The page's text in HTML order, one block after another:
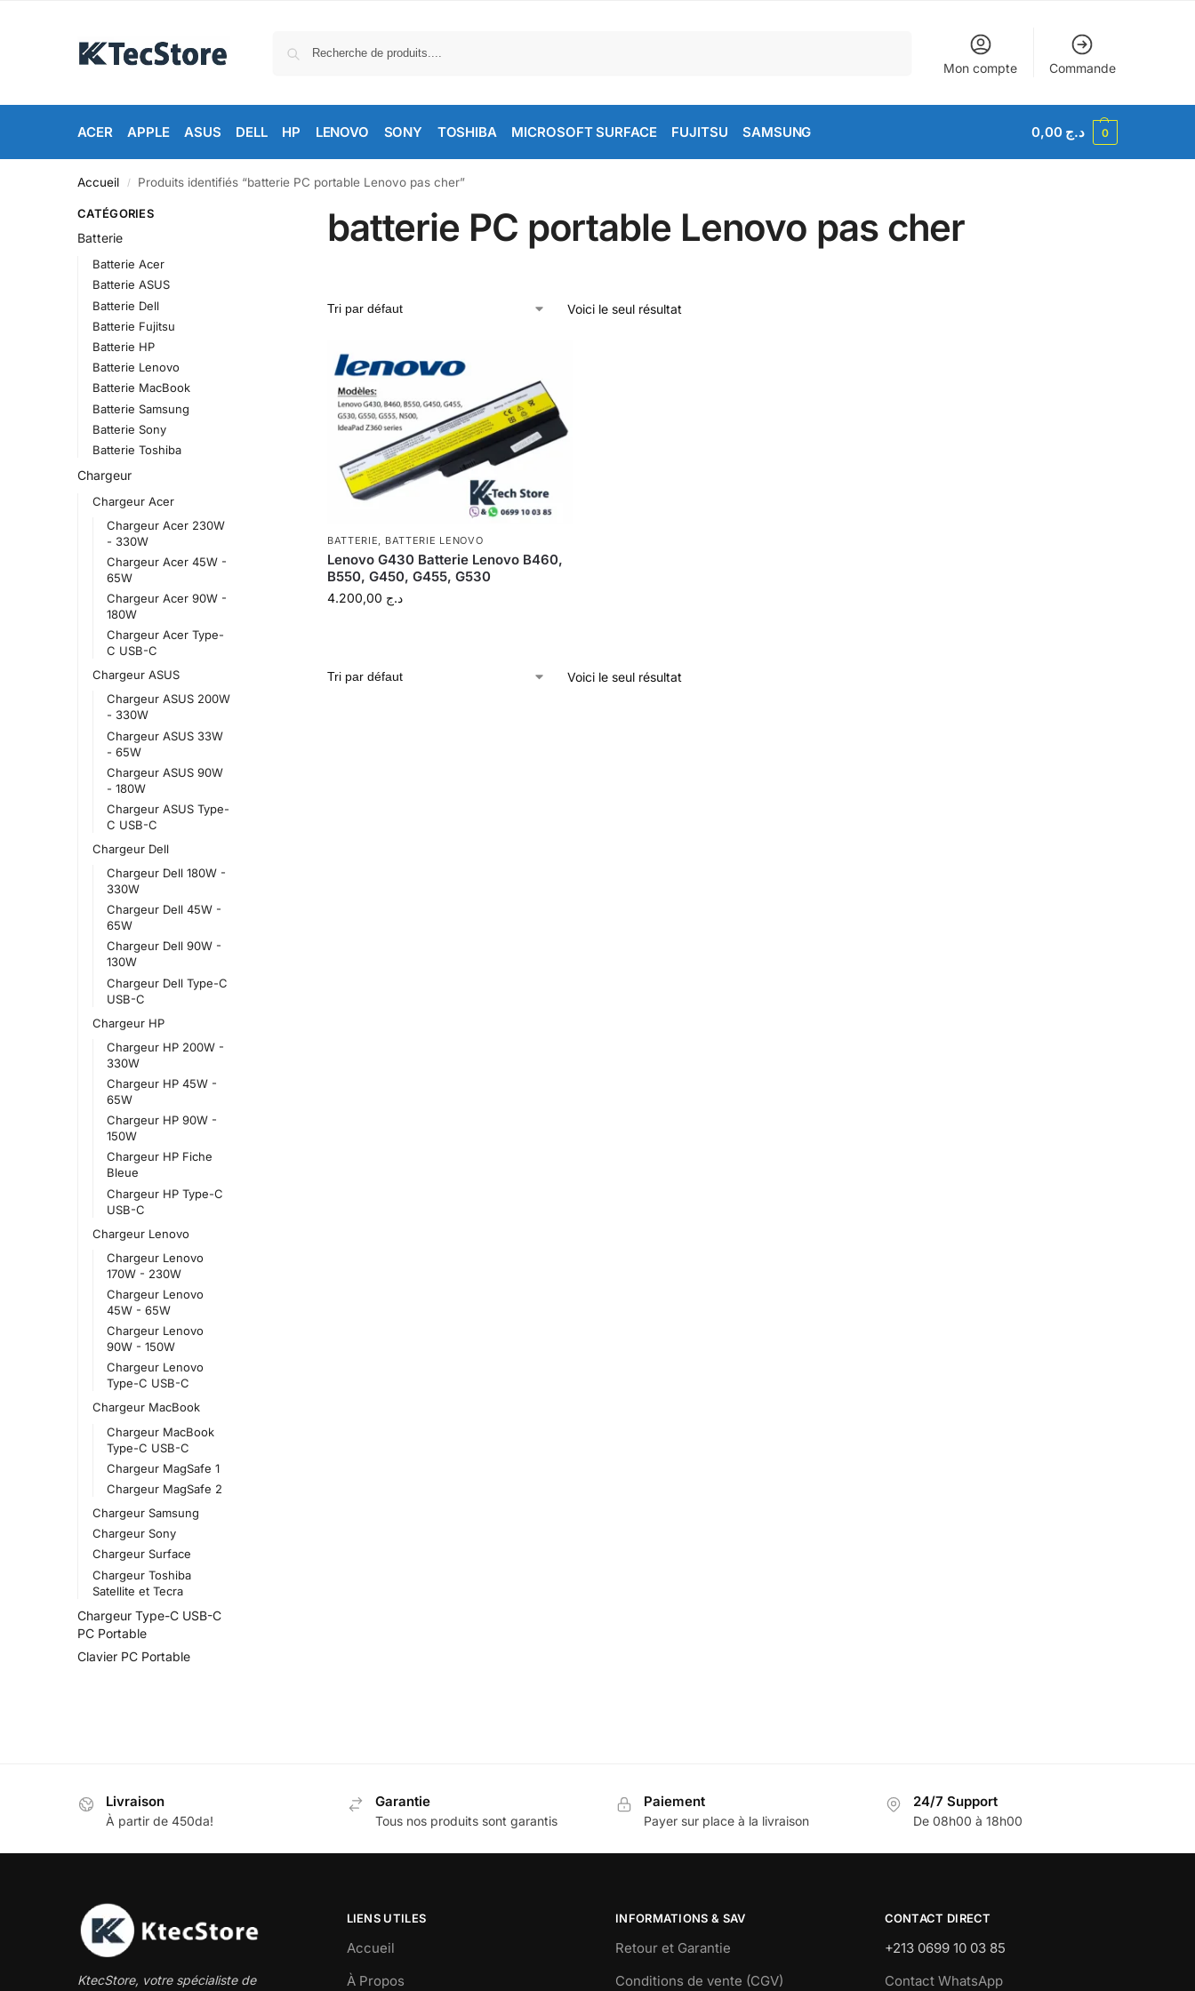
Mon compte Commande
ACER APPLE ASUS DELL HP LENOVO SONY TOSHIBA MICROSOFT SURFACE FUJITSU SAMSUNG د.ج 0,00 0
Accueil / Produits identifiés “batterie PC portable Lenovo pas cher”
batterie PC portable Lenovo pas cher
Voici le seul résultat
BATTERIE, BATTERIE LENOVO
Lenovo G430 Batterie Lenovo B460,
B550, G450, G455, G530
د.ج
Voici le seul résultat
CATÉGORIES
Batterie
Batterie Acer
Batterie ASUS
Batterie Dell
Batterie Fujitsu
Batterie HP
Batterie Lenovo
Batterie MacBook
Batterie Samsung
Batterie Sony
Batterie Toshiba
Chargeur
Chargeur Acer
Chargeur Acer 230W
- 330W
Chargeur Acer 45W -
65W
Chargeur Acer 90W -
180W
Chargeur Acer Type-
C USB-C
Chargeur ASUS
Chargeur ASUS 200W
- 330W
Chargeur ASUS 33W
- 65W
Chargeur ASUS 90W
- 180W
Chargeur ASUS Type-
C USB-C
Chargeur Dell
Chargeur Dell 180W -
330W
Chargeur Dell 45W -
65W
Chargeur Dell 90W -
130W
Chargeur Dell Type-C
USB-C
Chargeur HP
Chargeur HP 200W -
330W
Chargeur HP 45W -
65W
Chargeur HP 90W -
150W
Chargeur HP Fiche
Bleue
Chargeur HP Type-C
USB-C
Chargeur Lenovo
Chargeur Lenovo
170W - 230W
Chargeur Lenovo
45W - 65W
Chargeur Lenovo
90W - 150W
Chargeur Lenovo
Type-C USB-C
Chargeur MacBook
Chargeur MacBook
Type-C USB-C
Chargeur MagSafe 1
Chargeur MagSafe 2
Chargeur Samsung
Chargeur Sony
Chargeur Surface
Chargeur Toshiba
Satellite et Tecra
Chargeur Type-C USB-C
PC Portable
Clavier PC Portable
Livraison
À partir de 450da!
Garantie
Tous nos produits sont garantis
Paiement
Payer sur place à la livraison
24/7 Support
De 08h00 à 18h00
KtecStore, votre spécialiste de
LIENS UTILES
Accueil
À Propos
INFORMATIONS & SAV
Retour et Garantie
Conditions de vente (CGV)
CONTACT DIRECT
+213 0699 10 03 85
Contact WhatsApp